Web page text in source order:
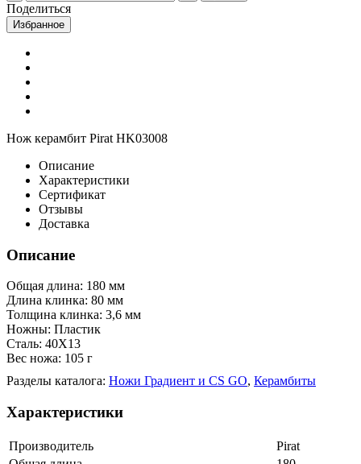
Поделиться
Избранное
Нож керамбит Pirat HK03008
Описание
Характеристики
Сертификат
Отзывы
Доставка
Описание
Общая длина: 180 мм
Длина клинка: 80 мм
Толщина клинка: 3,6 мм
Ножны: Пластик
Сталь: 40Х13
Вес ножа: 105 г
Разделы каталога: Ножи Градиент и CS GO, Керамбиты
Характеристики
Производитель
Pirat